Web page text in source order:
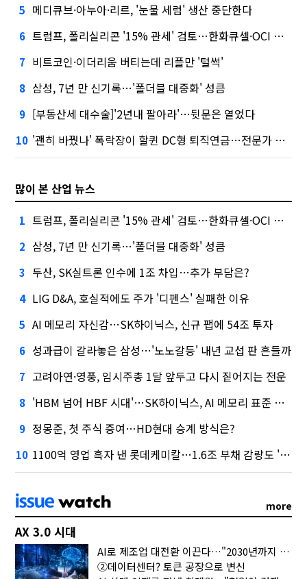
5 메디큐브·아누아·리르, '눈물 세럼' 생산 중단한다
6 트럼프, 폴리실리콘 '15% 관세' 검토…한화큐셀·OCI 영향은?
7 비트코인·이더리움 버티는데 리플만 '털썩'
8 삼성, 7년 만 신기록…'폴더블 대중화' 성큼
9 [부동산세 대수술]'2년내 팔아라'…뒷문은 열었다
10 '괜히 바꿨나' 폭락장이 할퀸 DC형 퇴직연금…전문가 조언은
많이 본 산업 뉴스
1 트럼프, 폴리실리콘 '15% 관세' 검토…한화큐셀·OCI 영향은?
2 삼성, 7년 만 신기록…'폴더블 대중화' 성큼
3 두산, SK실트론 인수에 1조 차입…추가 부담은?
4 LIG D&A, 호실적에도 주가 '디펜스' 실패한 이유
5 AI 메모리 자신감…SK하이닉스, 신규 팹에 54조 투자
6 성과급이 갈라놓은 삼성…'노노갈등' 내년 교섭 판 흔들까
7 고려아연·영풍, 임시주총 1달 앞두고 다시 짙어지는 전운
8 'HBM 넘어 HBF 시대'…SK하이닉스, AI 메모리 표준 선점 나섰다
9 정몽준, 첫 주식 증여…HD현대 승계 방식은?
10 1100억 영업 흑자 낸 롯데케미칼…1.6조 부채 감량도 '속도'
more
AX 3.0 시대
AI로 제조업 대전환 이끈다…"2030년까지 민관합동 20조 투자"
②데이터센터? 토큰 공장으로 변신